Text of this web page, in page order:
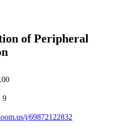
of Peripheral
9
j/69872122832